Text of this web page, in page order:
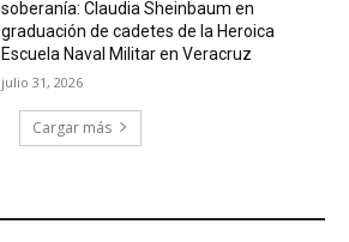
soberanía: Claudia Sheinbaum en
graduación de cadetes de la Heroica
Escuela Naval Militar en Veracruz
julio 31, 2026
Cargar más